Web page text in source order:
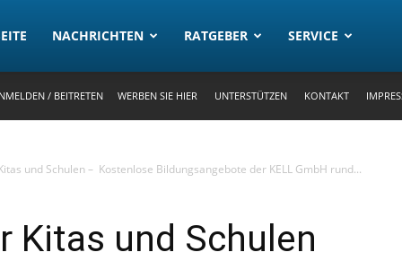
NACHRICHTEN RATGEBER SERVICE
/ BEITRETEN WERBEN SIE HIER UNTERSTÜTZEN KONTAKT
und Schulen – Kostenlose Bildungsangebote der KELL GmbH rund...
Kitas und Schulen